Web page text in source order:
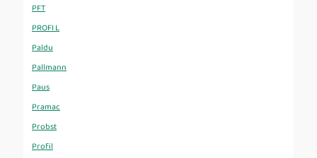
PFT
PROFI L
Paldu
Pallmann
Paus
Pramac
Probst
Profil